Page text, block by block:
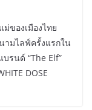
ของเมืองไทย
ามไลฟ์ครั้งแรกใน
รนด์ “The Elf”
DOSE